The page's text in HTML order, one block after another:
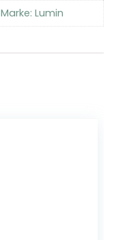
Marke: Lumin